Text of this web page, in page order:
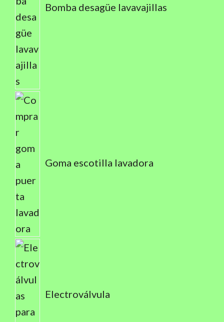
Bomba desagüe lavavajillas
Goma escotilla lavadora
Electroválvula